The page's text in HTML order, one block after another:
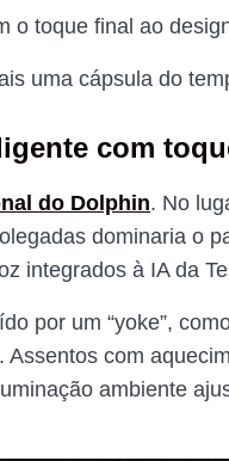
o toque final ao
uma cápsula do
com
do Dolphin. No
dominaria o
integrados à IA da
por um “yoke”,
com
ambiente